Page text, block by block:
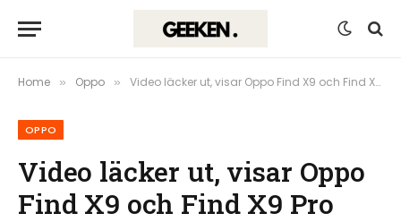
Home » Oppo » Video läcker ut, visar Oppo Find X9 och Find X9 Pro
OPPO
Video läcker ut, visar Oppo
Find X9 och Find X9 Pro